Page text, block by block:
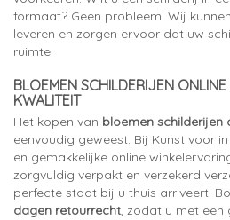
formaat? Geen probleem! Wij
leveren en zorgen ervoor dat uw
ruimte.
BLOEMEN SCHILDERIJEN
KWALITEIT
Het kopen van bloemen schilderijen
eenvoudig geweest. Bij Kunst voor
en gemakkelijke online
zorgvuldig verpakt en verzekerd
perfecte staat bij u thuis arriveert.
dagen retourrecht, zodat u met een